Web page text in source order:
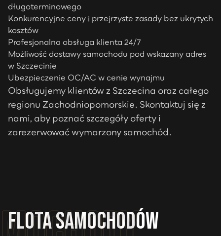
długoterminowego
Konkurencyjne ceny i przejrzyste zasady bez ukrytych
kosztów
Profesjonalna obsługa klienta 24/7
Możliwość dostawy samochodu pod wskazany adres
w Szczecinie
Ubezpieczenie OC/AC w cenie wynajmu
Obsługujemy klientów z Szczecina oraz całego
regionu Zachodniopomorskie. Skontaktuj się z
nami, aby poznać szczegóły oferty i
zarezerwować wymarzony samochód.
Flota samochodów